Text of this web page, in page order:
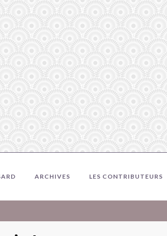
ARCHIVES LES CONTRIBUTEURS